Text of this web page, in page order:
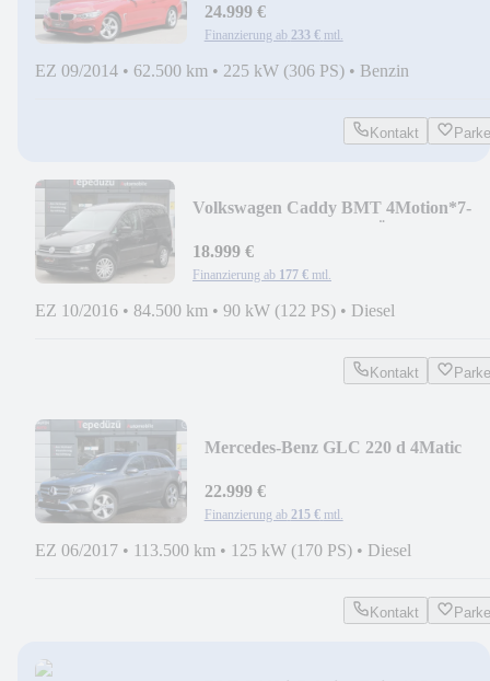
PROF*KAMERA
24.999 €
Finanzierung ab 233 € mtl.
EZ 09/2014 • 62.500 km • 225 kW (306 PS) • Benzin
Kontakt
Volkswagen Caddy BMT 4Motion*7-
18.999 €
Finanzierung ab 177 € mtl.
EZ 10/2016 • 84.500 km • 90 kW (122 PS) • Diesel
Kontakt
Mercedes-Benz GLC 220 d 4Matic
LEDER*
22.999 €
Finanzierung ab 215 € mtl.
EZ 06/2017 • 113.500 km • 125 kW (170 PS) • Diesel
Kontakt